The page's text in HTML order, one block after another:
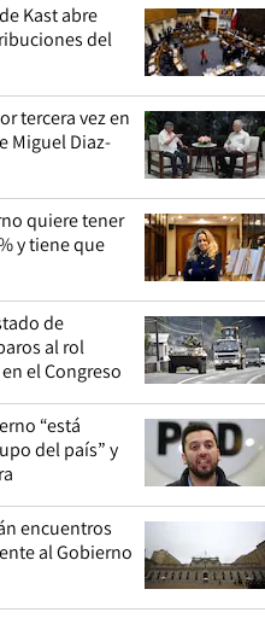
Kast abre
del
tercera vez en
Miguel Diaz-
quiere tener
y tiene que
de
al rol
el Congreso
“está
del país” y
encuentros
al Gobierno